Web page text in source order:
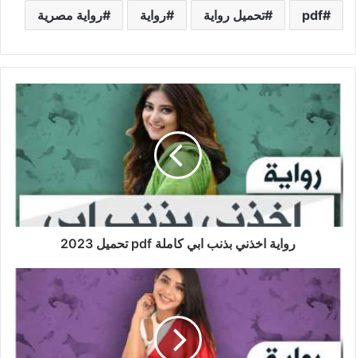
pdf تحميل رواية رواية رواية مصرية
رواية اخذني بذنب ابي كاملة pdf تحميل 2023